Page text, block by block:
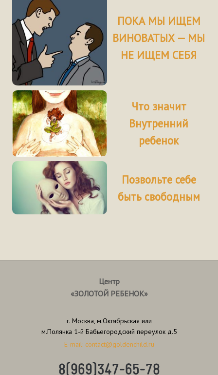
ПОКА МЫ ИЩЕМ
ВИНОВАТЫХ — МЫ
НЕ ИЩЕМ СЕБЯ
Что значит
Внутренний
ребенок
Позвольте себе
быть свободным
Центр
«ЗОЛОТОЙ РЕБЕНОК»
г. Москва, м.Октябрьская или
м.Полянка 1-й Бабьегородский переулок д.5
E-mail: contact@goldenchild.ru
8(969)347-65-78